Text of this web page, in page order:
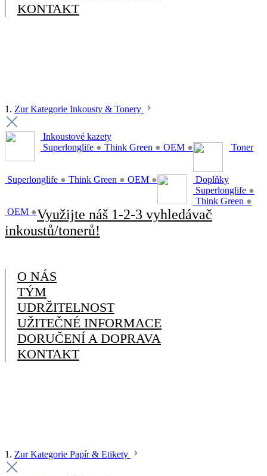
KONTAKT
1. Zur Kategorie Inkousty & Tonery
Inkoustové kazety
Superlonglife ● Think Green ● OEM ● Toner
Superlonglife ● Think Green ● OEM ●
Doplňky
Superlonglife ●
Think Green ●
OEM ●Využijte náš 1-2-3 vyhledávač
inkoustů/tonerů!
O NÁS
TÝM
UDRŽITELNOST
UŽITEČNÉ INFORMACE
DORUČENÍ A DOPRAVA
KONTAKT
1. Zur Kategorie Papír & Etikety